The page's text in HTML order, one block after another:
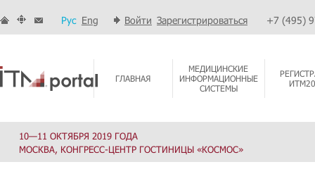
Рус Eng Войти Зарегистрироваться +7 (495)
ГЛАВНАЯ
МЕДИЦИНСКИЕ
ИНФОРМАЦИОННЫЕ
СИСТЕМЫ
10—11 ОКТЯБРЯ 2019 ГОДА
МОСКВА, КОНГРЕСС-ЦЕНТР ГОСТИНИЦЫ «КОСМОС»